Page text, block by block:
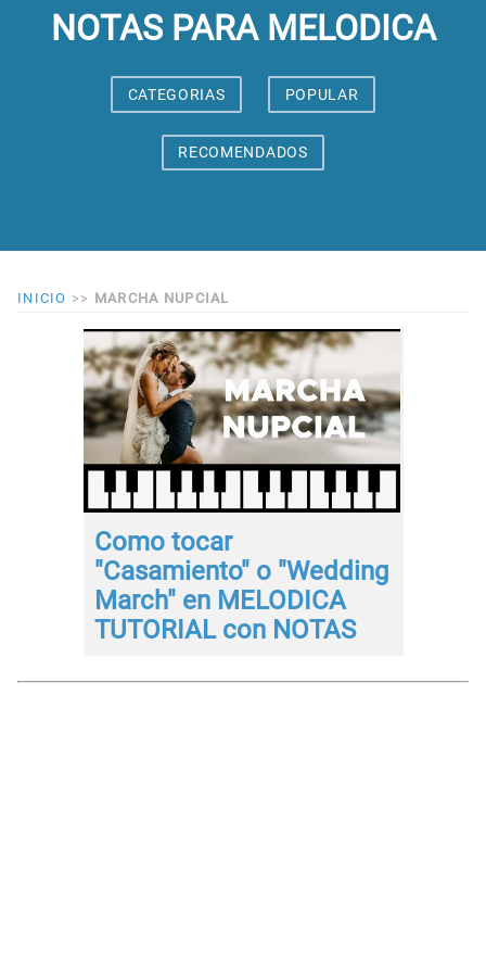
NOTAS PARA MELODICA
CATEGORIAS POPULAR
RECOMENDADOS
INICIO >> MARCHA NUPCIAL
Como tocar
"Casamiento" o "Wedding
March" en MELODICA
TUTORIAL con NOTAS